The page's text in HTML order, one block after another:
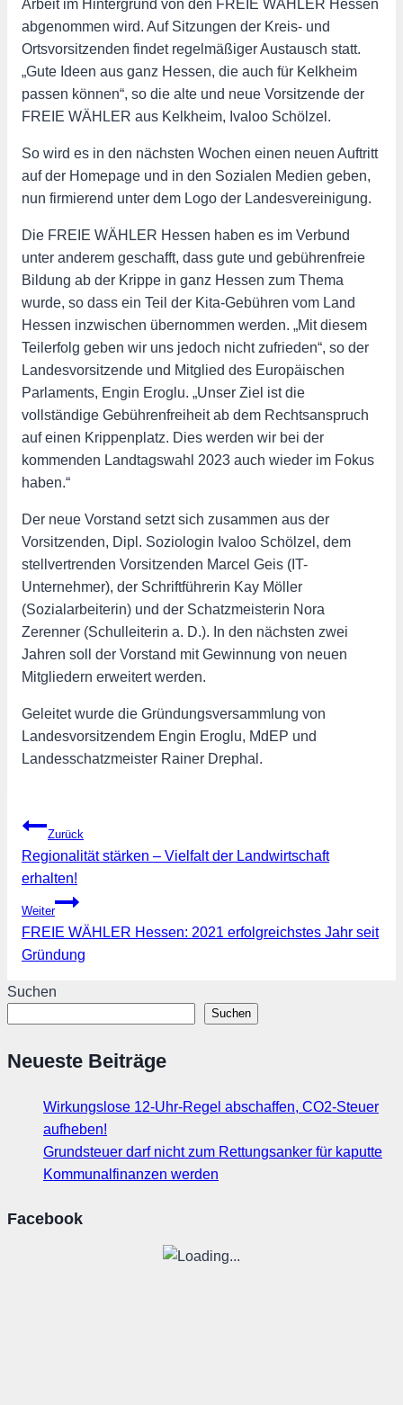
Arbeit im Hintergrund von den FREIE WÄHLER Hessen
abgenommen wird. Auf Sitzungen der Kreis- und
Ortsvorsitzenden findet regelmäßiger Austausch statt.
„Gute Ideen aus ganz Hessen, die auch für Kelkheim
passen können“, so die alte und neue Vorsitzende der
FREIE WÄHLER aus Kelkheim, Ivaloo Schölzel.
So wird es in den nächsten Wochen einen neuen Auftritt
auf der Homepage und in den Sozialen Medien geben,
nun firmierend unter dem Logo der Landesvereinigung.
Die FREIE WÄHLER Hessen haben es im Verbund
unter anderem geschafft, dass gute und gebührenfreie
Bildung ab der Krippe in ganz Hessen zum Thema
wurde, so dass ein Teil der Kita-Gebühren vom Land
Hessen inzwischen übernommen werden. „Mit diesem
Teilerfolg geben wir uns jedoch nicht zufrieden“, so der
Landesvorsitzende und Mitglied des Europäischen
Parlaments, Engin Eroglu. „Unser Ziel ist die
vollständige Gebührenfreiheit ab dem Rechtsanspruch
auf einen Krippenplatz. Dies werden wir bei der
kommenden Landtagswahl 2023 auch wieder im Fokus
haben.“
Der neue Vorstand setzt sich zusammen aus der
Vorsitzenden, Dipl. Soziologin Ivaloo Schölzel, dem
stellvertrenden Vorsitzenden Marcel Geis (IT-
Unternehmer), der Schriftführerin Kay Möller
(Sozialarbeiterin) und der Schatzmeisterin Nora
Zerenner (Schulleiterin a. D.). In den nächsten zwei
Jahren soll der Vorstand mit Gewinnung von neuen
Mitgliedern erweitert werden.
Geleitet wurde die Gründungsversammlung von
Landesvorsitzendem Engin Eroglu, MdEP und
Landesschatzmeister Rainer Drephal.
Beitragsnavigation
Zurück
Regionalität stärken – Vielfalt der Landwirtschaft
erhalten!
Weiter
FREIE WÄHLER Hessen: 2021 erfolgreichstes Jahr seit
Gründung
Suchen
Suchen
Neueste Beiträge
Wirkungslose 12-Uhr-Regel abschaffen, CO2-Steuer
aufheben!
Grundsteuer darf nicht zum Rettungsanker für kaputte
Kommunalfinanzen werden
Facebook